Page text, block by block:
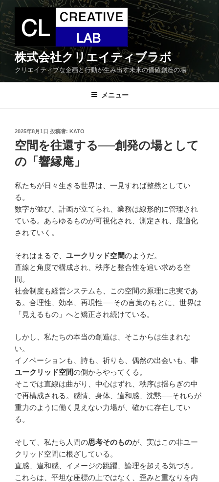
コ
ン
テ
ン
ツ
株式会社クリエイティブラボ
クリエイティブな企画と行動が生み出す未来の価値創造の場
メニュー
投
稿
日:
2025年8月1日 投稿者: KATO
空間を往還する──創発の場として
の「響縁庵」
私たちが日々生きる世界は、一見すれば整然としてい
る。
数字が並び、計画が立てられ、業務は線形的に管理され
ている。あらゆるものが可視化され、測定され、最適化
されていく。
それはまるで、 ユークリッド空間のようだ。
直線と角度で構成され、秩序と整合性を追い求める空
間。
社会制度も経営システムも、この空間の原理に忠実であ
る。合理性、効率、再現性──その言葉のもとに、世界は
「見えるもの」へと矯正され続けている。
しかし、私たちの本当の創造は、そこからは生まれな
い。
イノベーションも、詩も、祈りも、偶然の出会いも、 非
ユークリッド空間の側からやってくる。
そこでは直線は曲がり、中心はずれ、秩序は揺らぎの中
で再構成される。感情、身体、違和感、沈黙──それらが
重力のように働く見えない力場が、確かに存在してい
る。
そして、私たち人間の思考そのものが、実はこの非ユー
クリッド空間に根ざしている。
直感、違和感、イメージの跳躍、論理を超える気づき。
これらは、平坦な座標の上ではなく、歪みと重なりを内